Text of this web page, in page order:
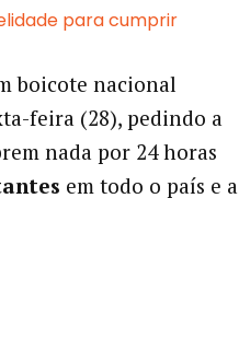
para cumprir
boicote nacional
feira (28), pedindo a
nada por 24 horas
em todo o país e a